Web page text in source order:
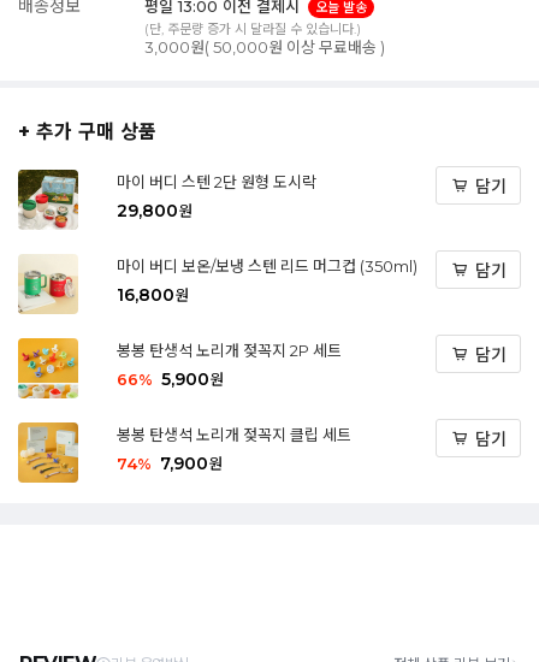
배송정보 평일 13:00 이전 결제시
오늘 발송
(단, 주문량 증가 시 달라질 수 있습니다.)
3,000원( 50,000원 이상 무료배송 )
+ 추가 구매 상품
마이 버디 스텐 2단 원형 도시락
29,800원
담기
마이 버디 보온/보냉 스텐 리드 머그컵 (350ml)
16,800원
담기
봉봉 탄생석 노리개 젖꼭지 2P 세트
66% 5,900원
담기
봉봉 탄생석 노리개 젖꼭지 클립 세트
74% 7,900원
담기